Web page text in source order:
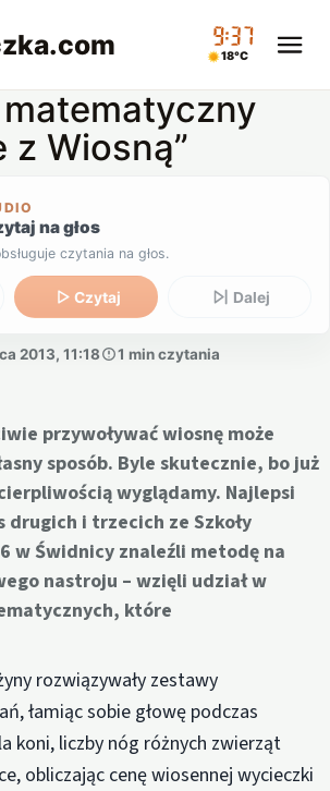
.com 09:37
18°C
z Wiosną”
na głos
czytania na głos.
Czytaj Dalej
2013, 11:18
1 min czytania
przywoływać wiosnę może
sposób. Byle skutecznie, bo już
wyglądamy. Najlepsi
i trzecich ze Szkoły
w Świdnicy znaleźli metodę na
nastroju – wzięli udział w
które
rozwiązywały zestawy
łamiąc sobie głowę podczas
koni, liczby nóg różnych zwierząt
obliczając cenę wiosennej wycieczki